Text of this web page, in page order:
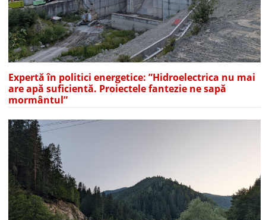
Expertă în politici energetice: ”Hidroelectrica nu mai
are apă suficientă. Proiectele fantezie ne sapă
mormântul”